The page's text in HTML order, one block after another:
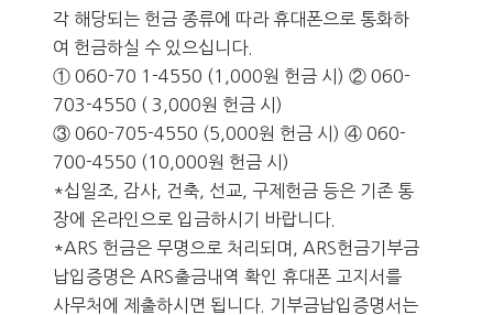
각 해당되는 헌금 종류에 따라 휴대폰으로 통화하
여 헌금하실 수 있으십니다.
① 060-70 1-4550 (1,000원 헌금 시) ② 060-
703-4550 ( 3,000원 헌금 시)
③ 060-705-4550 (5,000원 헌금 시) ④ 060-
700-4550 (10,000원 헌금 시)
*십일조, 감사, 건축, 선교, 구제헌금 등은 기존 통
장에 온라인으로 입금하시기 바랍니다.
*ARS 헌금은 무명으로 처리되며, ARS헌금기부금
납입증명은 ARS출금내역 확인 휴대폰 고지서를
사무처에 제출하시면 됩니다. 기부금납입증명서는